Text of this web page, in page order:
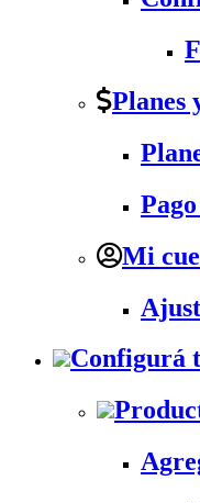
Planes
Mi
Configurá